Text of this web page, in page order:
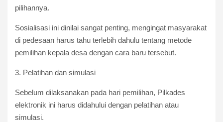
pilihannya.
Sosialisasi ini dinilai sangat penting, mengingat masyarakat
di pedesaan harus tahu terlebih dahulu tentang metode
pemilihan kepala desa dengan cara baru tersebut.
3. Pelatihan dan simulasi
Sebelum dilaksanakan pada hari pemilihan, Pilkades
elektronik ini harus didahului dengan pelatihan atau
simulasi.